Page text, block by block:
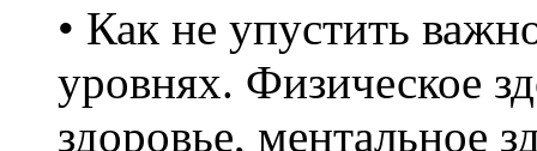
• Как не упустить
уровнях. Физическое
здоровье, ментальное